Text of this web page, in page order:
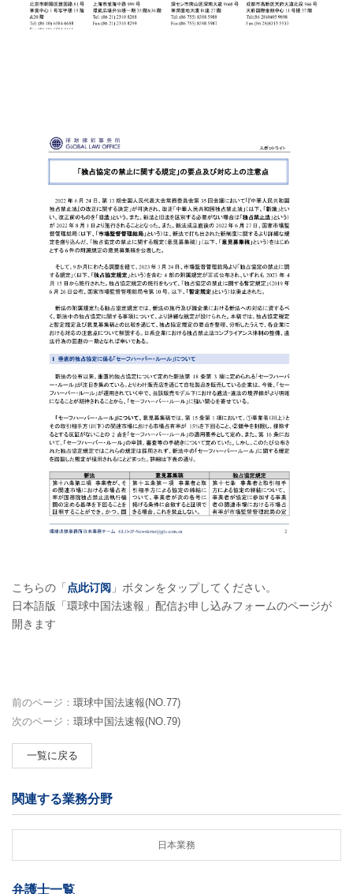
こちらの「 点此订阅 」ボタンをタップしてください。
日本語版「環球中国法速報」配信お申し込みフォームのページが
開きます
前のページ： 環球中国法速報(NO.77)
次のページ： 環球中国法速報(NO.79)
一覧に戻る
関連する業務分野
日本業務
弁護士一覧